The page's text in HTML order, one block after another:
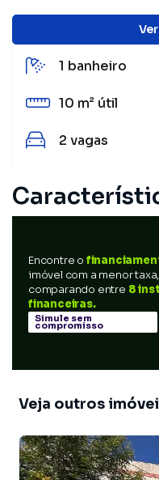
1 banheiro
10 m² útil
2 vagas
Encontre o
imóvel com a menor taxa,
comparando entre 8
financeiras.
Simule sem
compromisso
Veja outros